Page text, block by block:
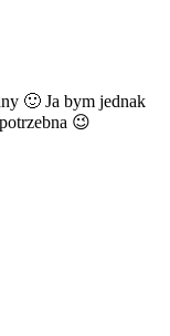
🙂 Ja bym jednak
😉